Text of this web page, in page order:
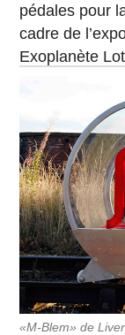
pédales pour
cadre de
Exoplanète Lot
«M-Blem» de